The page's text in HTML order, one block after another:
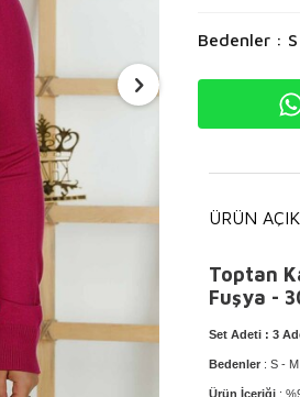
Bedenler :
ÜRÜN
Toptan
Fuşya -
Set Adeti : 3
Bedenler : S - M
Ürün İçeriği :